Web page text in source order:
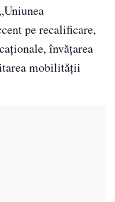
pe recalificare,
învățarea
mobilității